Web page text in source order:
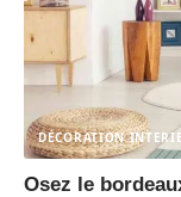
DÉCORATION
Osez le